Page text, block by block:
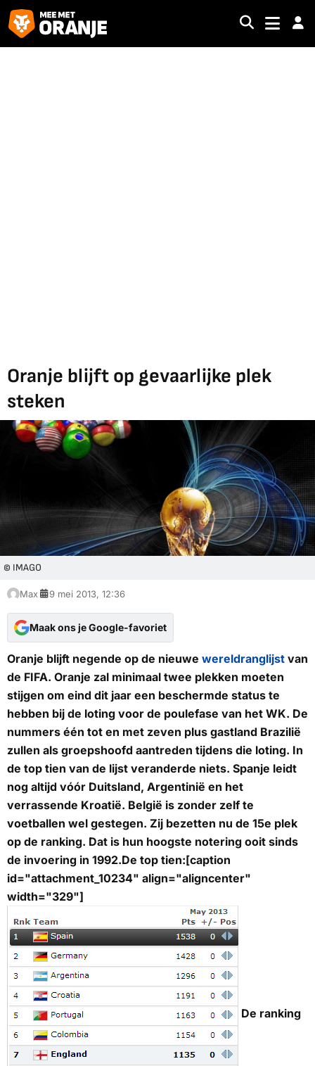
Oranje blijft op gevaarlijke plek
steken
© IMAGO
Max 9 mei 2013, 12:36
Maak ons je Google-favoriet
Oranje blijft negende op de nieuwe wereldranglijst van
de FIFA. Oranje zal minimaal twee plekken moeten
stijgen om eind dit jaar een beschermde status te
hebben bij de loting voor de poulefase van het WK. De
nummers één tot en met zeven plus gastland Brazilië
zullen als groepshoofd aantreden tijdens die loting. In
de top tien van de lijst veranderde niets. Spanje leidt
nog altijd vóór Duitsland, Argentinië en het
verrassende Kroatië. België is zonder zelf te
voetballen wel gestegen. Zij bezetten nu de 15e plek
op de ranking. Dat is hun hoogste notering ooit sinds
de invoering in 1992.De top tien:[caption
id="attachment_10234" align="aligncenter"
width="329"]
De ranking